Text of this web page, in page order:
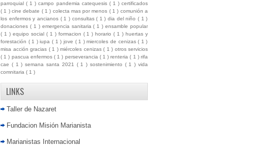
parroquial( 1 )campo pandemia catequesis ( 1 )certificados
( 1 ) cine debate ( 1 ) colecta mas por menos ( 1 ) comunión a
los enfermos y ancianos ( 1 ) consultas( 1 )dia del niño( 1 )
donaciones ( 1 ) emergencia sanitaria( 1 )ensamble popular
( 1 ) equipo social ( 1 ) formacion ( 1 )horario( 1 )huertas y
forestación ( 1 )iupa( 1 ) jove ( 1 )miercoles de cenizas( 1 )
misa acción gracias ( 1 ) miércoles cenizas ( 1 ) otros servicios
( 1 ) pascua enfermos ( 1 ) perseverancia ( 1 )renteria( 1 ) rifa
cae ( 1 )semana santa 2021 ( 1 ) sostenimiento ( 1 )vida
comnitaria ( 1 )
LINKS
Taller de Nazaret
Fundacion Misión Marianista
Marianistas Internacional